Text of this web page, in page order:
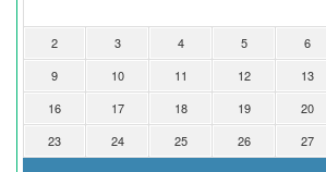
2
3 4 5 6
9
10 11 12 13
16
17 18 19 20
23
24 25 26 27